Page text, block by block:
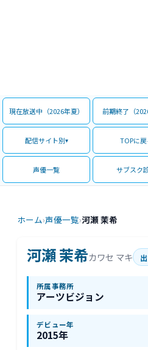
現在放送中（2026年夏） 前期終了（
配信サイト別 TOPに戻
声優一覧 サブスク
ホーム›声優一覧›河瀬 茉希
河瀬 茉希カワセ マキ
所属事務所
アーツビジョン
デビュー年
2015年